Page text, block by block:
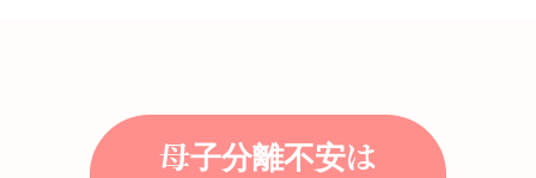
母子分離不安は